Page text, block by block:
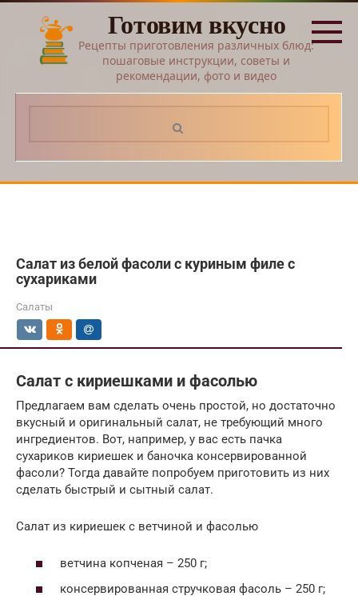
Перейти
контенту
Готовим вкусно
Рецепты приготовления различных блюд:
пошаговые инструкции, советы и
рекомендации, фото и видео
Салат из белой фасоли с куриным филе с
сухариками
Салаты
Салат с кириешками и фасолью
Предлагаем вам сделать очень простой, но достаточно
вкусный и оригинальный салат, не требующий много
ингредиентов. Вот, например, у вас есть пачка
сухариков кириешек и баночка консервированной
фасоли? Тогда давайте попробуем приготовить из них
сделать быстрый и сытный салат.
Салат из кириешек с ветчиной и фасолью
ветчина копченая – 250 г;
консервированная стручковая фасоль – 250 г;